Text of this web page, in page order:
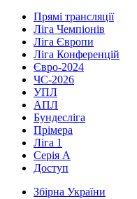
Прямі трансляції
Ліга Чемпіонів
Ліга Європи
Ліга Конференцій
Євро-2024
ЧС-2026
УПЛ
АПЛ
Бундесліга
Прімера
Ліга 1
Серія А
Доступ
Збірна України